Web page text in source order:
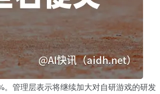
管理层表示将继续加大对自研游戏的研发